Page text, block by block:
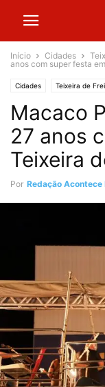
Início Cidades
anos com super festa
Cidades Teixeira de
Macaco
27 anos
Teixeira
Por Redação Acontece